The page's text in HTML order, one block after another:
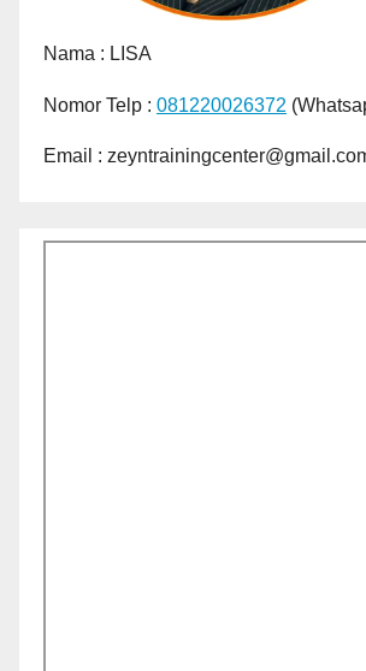
Nama : LISA
Nomor Telp : 081220026372
Email :